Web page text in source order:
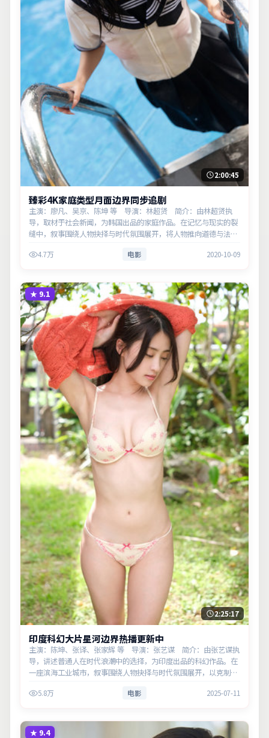
2:00:45
臻彩4K家庭类型月面边界同步追剧
主演：廖凡、吴京、陈坤 等 导演：林超贤 简介：由林超贤执
导，取材于社会新闻，为韩国出品的家庭作品。在记忆与现实的裂
缝中，叙事围绕人物抉择与时代氛围展开，将人物推向道德与法律
4.7万 电影 2020-10-09
★ 9.1
2:25:17
印度科幻大片星河边界热播更新中
主演：陈坤、张译、张家辉 等 导演：张艺谋 简介：由张艺谋执
导，讲述普通人在时代浪潮中的选择，为印度出品的科幻作品。在
一座滨海工业城市，叙事围绕人物抉择与时代氛围展开，以克制镜
实意义。
5.8万 电影 2025-07-11
★ 9.4